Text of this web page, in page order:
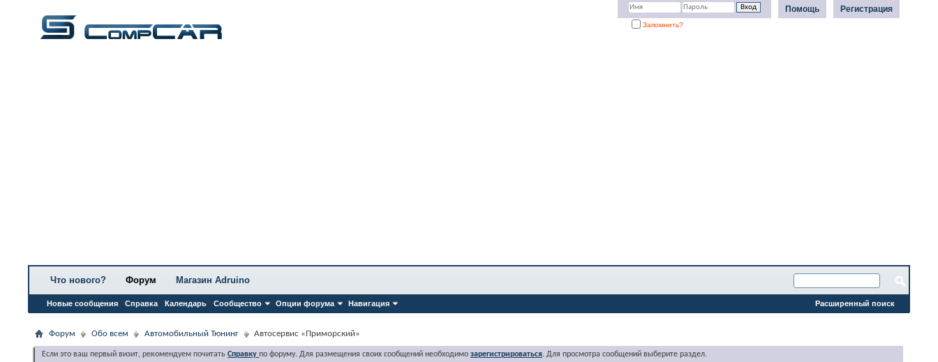
Регистрация
Помощь
Запомнить?
Что нового? Форум
Новые сообщения Справка Календарь Сообщество Опции форума Навигация
Магазин Adruino
Расширенный поиск
Форум Обо всем Автомобильный Тюнинг Автосервис «Приморский»
Если это ваш первый визит, рекомендуем почитать Справку по форуму. Для размещения своих сообщений необходимо зарегистрироваться. Для просмотра сообщений выберите раздел.